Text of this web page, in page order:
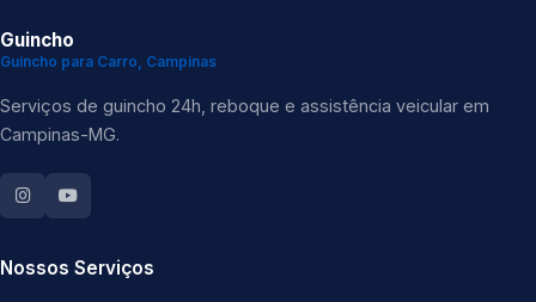
Guincho
Guincho para Carro, Campinas
Serviços de guincho 24h, reboque e assistência veicular em
Campinas-MG.
Nossos Serviços